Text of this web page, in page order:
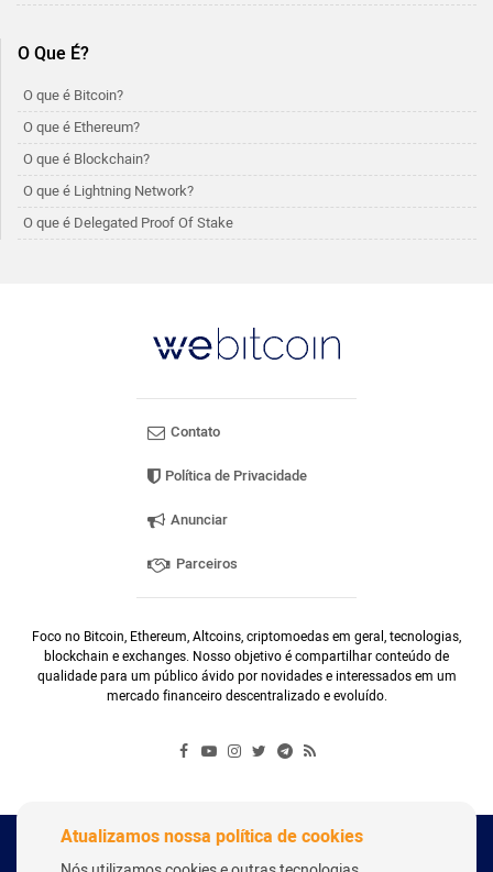
O Que É?
O que é Bitcoin?
O que é Ethereum?
O que é Blockchain?
O que é Lightning Network?
O que é Delegated Proof Of Stake
Contato
Política de Privacidade
Anunciar
Parceiros
Foco no Bitcoin, Ethereum, Altcoins, criptomoedas em geral, tecnologias,
blockchain e exchanges. Nosso objetivo é compartilhar conteúdo de
qualidade para um público ávido por novidades e interessados em um
mercado financeiro descentralizado e evoluído.
Copyright Webitcoin 2018 - Todos os Direitos Reservados
Atualizamos nossa política de cookies